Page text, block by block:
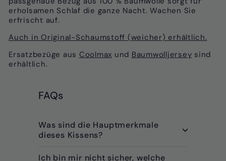
erholsamen Schlaf die ganze Nacht. Wachen Sie
erfrischt auf.
Auch in Original-Schaumstoff (weicher) erhältlich.
Ersatzbezüge aus Coolmax und Baumwolljersey sind
erhältlich.
FAQs
Was sind die Hauptmerkmale
dieses Kissens?
Ich bin mir nicht sicher, welche